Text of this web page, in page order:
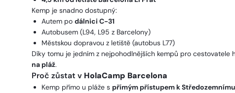
Kemp je snadno dostupný:
Autem po dálnici C-31
Autobusem (L94, L95 z Barcelony)
Městskou dopravou z letiště (autobus L77)
Díky tomu je jedním z nejpohodlnějších kempů pro cestovatele
na pláž.
Proč zůstat v HolaCamp Barcelona
Kemp přímo u pláže s přímým přístupem k